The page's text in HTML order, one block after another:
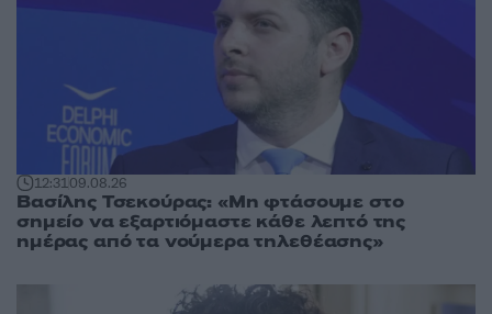
12:3109.08.26
Βασίλης Τσεκούρας: «Μη φτάσουμε στο
σημείο να εξαρτιόμαστε κάθε λεπτό της
ημέρας από τα νούμερα τηλεθέασης»